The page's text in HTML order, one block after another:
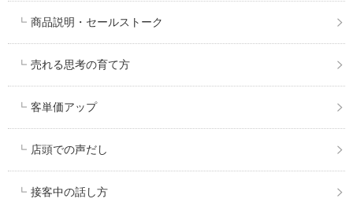
商品説明・セールストーク
売れる思考の育て方
客単価アップ
店頭での声だし
接客中の話し方